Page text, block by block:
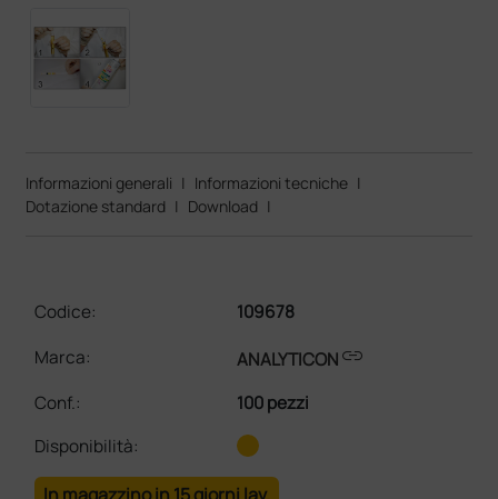
Informazioni generali | Informazioni tecniche |
Dotazione standard | Download |
Codice:
109678
Marca:
ANALYTICONlink
Conf.:
100 pezzi
Disponibilità:
In magazzino in 15 giorni lav.